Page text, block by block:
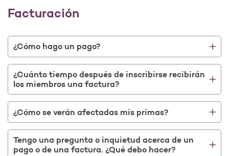
Facturación
¿Cómo hago un pago?
¿Cuánto tiempo después de inscribirse recibirán
los miembros una factura?
¿Cómo se verán afectadas mis primas?
Tengo una pregunta o inquietud acerca de un
pago o de una factura. ¿Qué debo hacer?